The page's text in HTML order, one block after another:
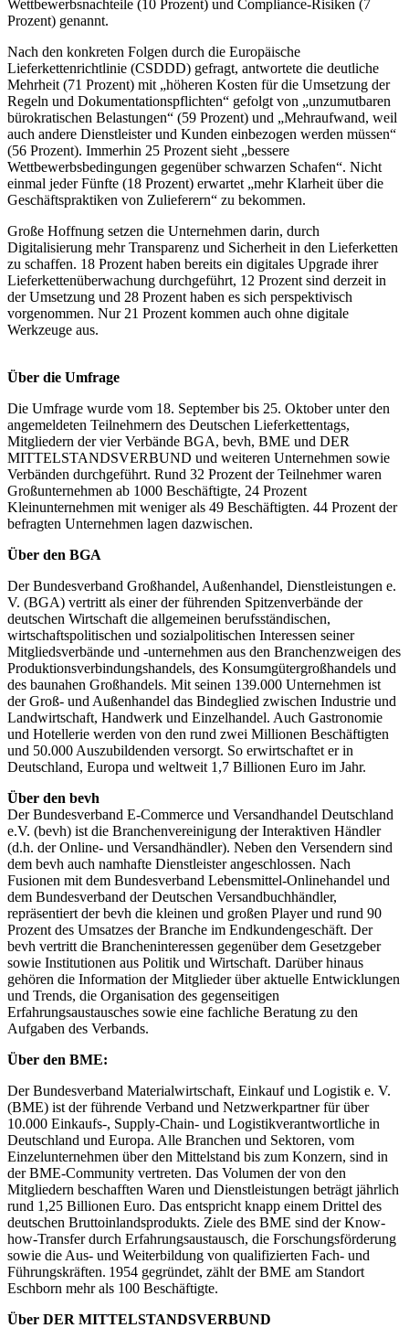
Wettbewerbsnachteile (10 Prozent) und Compliance-Risiken (7
Prozent) genannt.
Nach den konkreten Folgen durch die Europäische
Lieferkettenrichtlinie (CSDDD) gefragt, antwortete die deutliche
Mehrheit (71 Prozent) mit „höheren Kosten für die Umsetzung der
Regeln und Dokumentationspflichten“ gefolgt von „unzumutbaren
bürokratischen Belastungen“ (59 Prozent) und „Mehraufwand, weil
auch andere Dienstleister und Kunden einbezogen werden müssen“
(56 Prozent). Immerhin 25 Prozent sieht „bessere
Wettbewerbsbedingungen gegenüber schwarzen Schafen“. Nicht
einmal jeder Fünfte (18 Prozent) erwartet „mehr Klarheit über die
Geschäftspraktiken von Zulieferern“ zu bekommen.
Große Hoffnung setzen die Unternehmen darin, durch
Digitalisierung mehr Transparenz und Sicherheit in den Lieferketten
zu schaffen. 18 Prozent haben bereits ein digitales Upgrade ihrer
Lieferkettenüberwachung durchgeführt, 12 Prozent sind derzeit in
der Umsetzung und 28 Prozent haben es sich perspektivisch
vorgenommen. Nur 21 Prozent kommen auch ohne digitale
Werkzeuge aus.
Über die Umfrage
Die Umfrage wurde vom 18. September bis 25. Oktober unter den
angemeldeten Teilnehmern des Deutschen Lieferkettentags,
Mitgliedern der vier Verbände BGA, bevh, BME und DER
MITTELSTANDSVERBUND und weiteren Unternehmen sowie
Verbänden durchgeführt. Rund 32 Prozent der Teilnehmer waren
Großunternehmen ab 1000 Beschäftigte, 24 Prozent
Kleinunternehmen mit weniger als 49 Beschäftigten. 44 Prozent der
befragten Unternehmen lagen dazwischen.
Über den BGA
Der Bundesverband Großhandel, Außenhandel, Dienstleistungen e.
V. (BGA) vertritt als einer der führenden Spitzenverbände der
deutschen Wirtschaft die allgemeinen berufsständischen,
wirtschaftspolitischen und sozialpolitischen Interessen seiner
Mitgliedsverbände und -unternehmen aus den Branchenzweigen des
Produktionsverbindungshandels, des Konsumgütergroßhandels und
des baunahen Großhandels. Mit seinen 139.000 Unternehmen ist
der Groß- und Außenhandel das Bindeglied zwischen Industrie und
Landwirtschaft, Handwerk und Einzelhandel. Auch Gastronomie
und Hotellerie werden von den rund zwei Millionen Beschäftigten
und 50.000 Auszubildenden versorgt. So erwirtschaftet er in
Deutschland, Europa und weltweit 1,7 Billionen Euro im Jahr.
Über den bevh
Der Bundesverband E-Commerce und Versandhandel Deutschland
e.V. (bevh) ist die Branchenvereinigung der Interaktiven Händler
(d.h. der Online- und Versandhändler). Neben den Versendern sind
dem bevh auch namhafte Dienstleister angeschlossen. Nach
Fusionen mit dem Bundesverband Lebensmittel-Onlinehandel und
dem Bundesverband der Deutschen Versandbuchhändler,
repräsentiert der bevh die kleinen und großen Player und rund 90
Prozent des Umsatzes der Branche im Endkundengeschäft. Der
bevh vertritt die Brancheninteressen gegenüber dem Gesetzgeber
sowie Institutionen aus Politik und Wirtschaft. Darüber hinaus
gehören die Information der Mitglieder über aktuelle Entwicklungen
und Trends, die Organisation des gegenseitigen
Erfahrungsaustausches sowie eine fachliche Beratung zu den
Aufgaben des Verbands.
Über den BME:
Der Bundesverband Materialwirtschaft, Einkauf und Logistik e. V.
(BME) ist der führende Verband und Netzwerkpartner für über
10.000 Einkaufs-, Supply-Chain- und Logistikverantwortliche in
Deutschland und Europa. Alle Branchen und Sektoren, vom
Einzelunternehmen über den Mittelstand bis zum Konzern, sind in
der BME-Community vertreten. Das Volumen der von den
Mitgliedern beschafften Waren und Dienstleistungen beträgt jährlich
rund 1,25 Billionen Euro. Das entspricht knapp einem Drittel des
deutschen Bruttoinlandsprodukts. Ziele des BME sind der Know-
how-Transfer durch Erfahrungsaustausch, die Forschungsförderung
sowie die Aus- und Weiterbildung von qualifizierten Fach- und
Führungskräften. 1954 gegründet, zählt der BME am Standort
Eschborn mehr als 100 Beschäftigte.
Über DER MITTELSTANDSVERBUND